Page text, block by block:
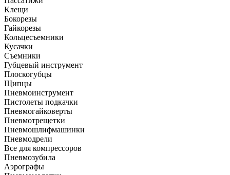
Клещи
Бокорезы
Гайкорезы
Кольцесъемники
Кусачки
Съемники
Губцевый инструмент
Плоскогубцы
Щипцы
Пневмоинструмент
Пистолеты подкачки
Пневмогайковерты
Пневмотрещетки
Пневмошлифмашинки
Пневмодрели
Все для компрессоров
Пневмозубила
Аэрографы